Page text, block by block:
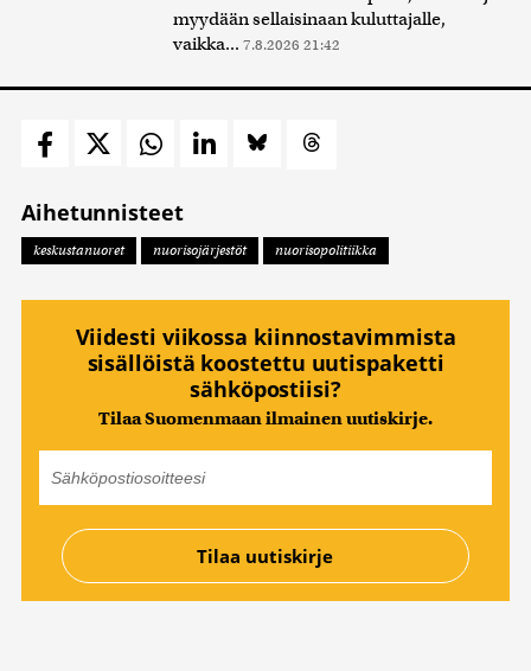
myydään sellaisinaan kuluttajalle,
vaikka... 7.8.2026 21:42
Aihetunnisteet
keskustanuoret nuorisojärjestöt nuorisopolitiikka
Viidesti viikossa kiinnostavimmista
sisällöistä koostettu uutispaketti
sähköpostiisi?
Tilaa Suomenmaan ilmainen uutiskirje.